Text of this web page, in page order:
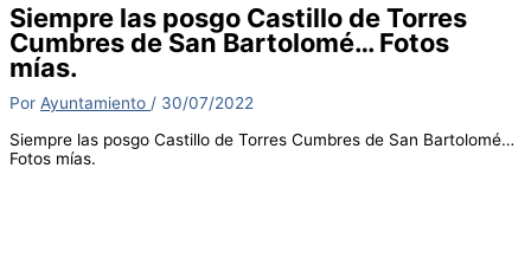
Siempre las posgo Castillo de Torres
Cumbres de San Bartolomé… Fotos
mías.
Por Ayuntamiento / 30/07/2022
Siempre las posgo Castillo de Torres Cumbres de San Bartolomé…
Fotos mías.